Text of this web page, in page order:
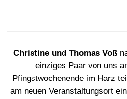
Christine und Thomas Voß
einziges Paar von uns
Pfingstwochenende im Harz
am neuen Veranstaltungsort ein